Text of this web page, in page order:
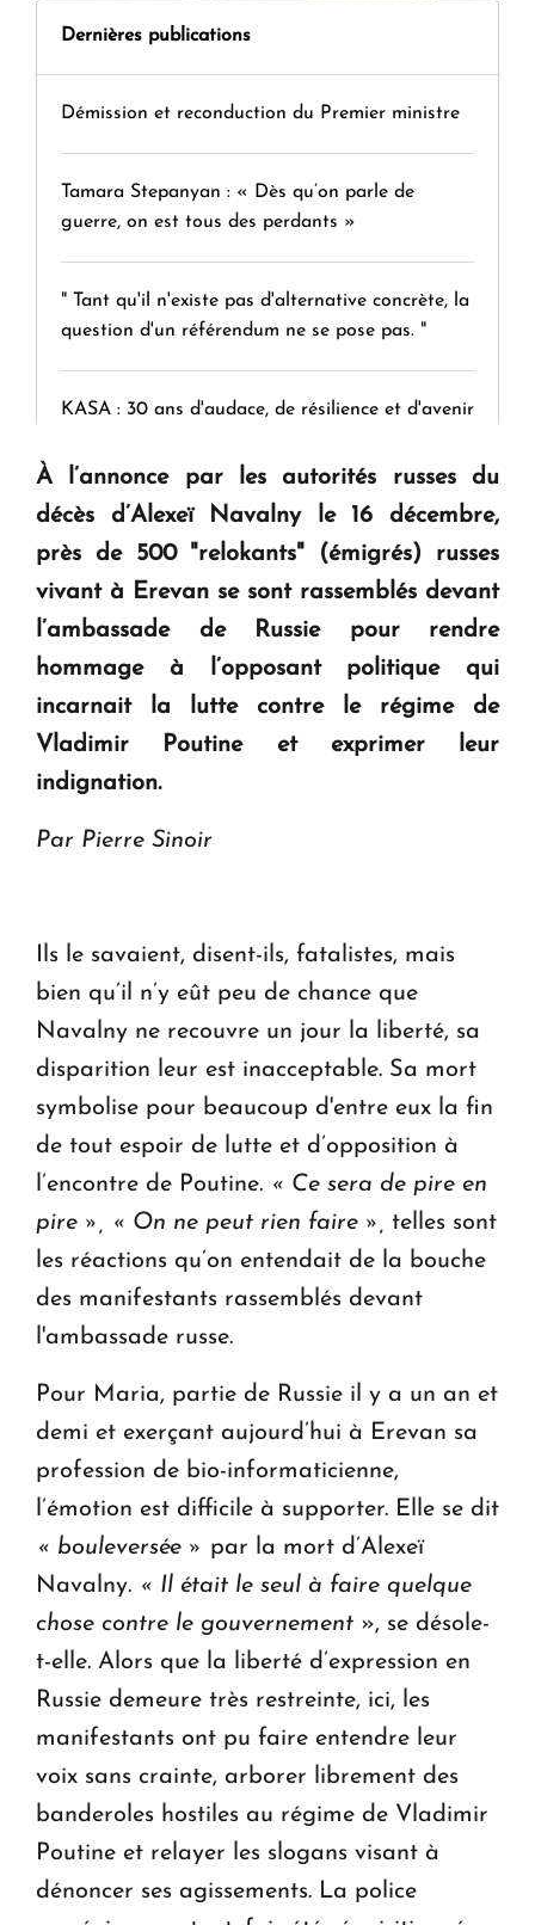
Dernières publications
Démission et reconduction du Premier ministre
Tamara Stepanyan : « Dès qu’on parle de
guerre, on est tous des perdants »
" Tant qu'il n'existe pas d'alternative concrète, la
question d'un référendum ne se pose pas. "
KASA : 30 ans d'audace, de résilience et d'avenir
Le premier hôtel Hyatt Regency d'Arménie
ouvrira ses portes à Dilijan
À l’annonce par les autorités russes du
décès d’Alexeï Navalny le 16 décembre,
près de 500 "relokants" (émigrés) russes
vivant à Erevan se sont rassemblés devant
l’ambassade de Russie pour rendre
hommage à l’opposant politique qui
incarnait la lutte contre le régime de
Vladimir Poutine et exprimer leur
indignation.
Par Pierre Sinoir
Ils le savaient, disent-ils, fatalistes, mais
bien qu’il n’y eût peu de chance que
Navalny ne recouvre un jour la liberté, sa
disparition leur est inacceptable. Sa mort
symbolise pour beaucoup d'entre eux la fin
de tout espoir de lutte et d’opposition à
l’encontre de Poutine. « Ce sera de pire en
pire », « On ne peut rien faire », telles sont
les réactions qu’on entendait de la bouche
des manifestants rassemblés devant
l'ambassade russe.
Pour Maria, partie de Russie il y a un an et
demi et exerçant aujourd’hui à Erevan sa
profession de bio-informaticienne,
l’émotion est difficile à supporter. Elle se dit
« bouleversée » par la mort d’Alexeï
Navalny. « Il était le seul à faire quelque
chose contre le gouvernement », se désole-
t-elle. Alors que la liberté d’expression en
Russie demeure très restreinte, ici, les
manifestants ont pu faire entendre leur
voix sans crainte, arborer librement des
banderoles hostiles au régime de Vladimir
Poutine et relayer les slogans visant à
dénoncer ses agissements. La police